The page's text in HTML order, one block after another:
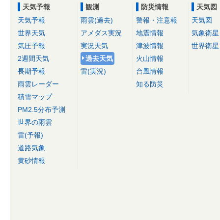
天気予報
天気予報
世界天気
気圧予報
2週間天気
長期予報
雨雲レーダー
積雪マップ
PM2.5分布予測
世界の雨雲
雷(予報)
道路気象
黄砂情報
観測
雨雲(過去)
アメダス実況
実況天気
過去天気
雷(実況)
防災情報
警報・注意報
地震情報
津波情報
火山情報
台風情報
知る防災
天気図
天気図
気象衛星
世界衛星